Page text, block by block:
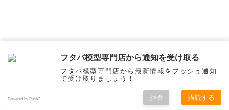
メニュー サイドバー
フタバ模型専門店から通知を受け取る
フタバ模型専門店から最新情報をプッシュ通知
で受け取りましょう！
Powered by Push7 拒否 購読する